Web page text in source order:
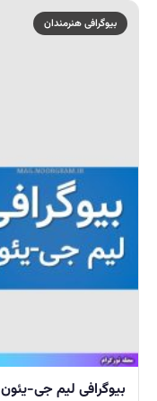
بیوگرافی هنرمندان
بیوگرافی لیم جی-یئون